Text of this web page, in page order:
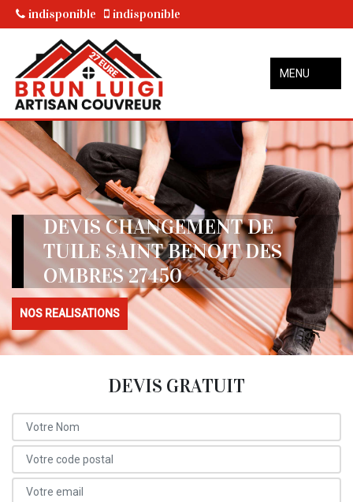
indisponible indisponible
MENU
DEVIS CHANGEMENT DE
TUILE SAINT BENOIT DES
OMBRES 27450
NOS REALISATIONS
DEVIS GRATUIT